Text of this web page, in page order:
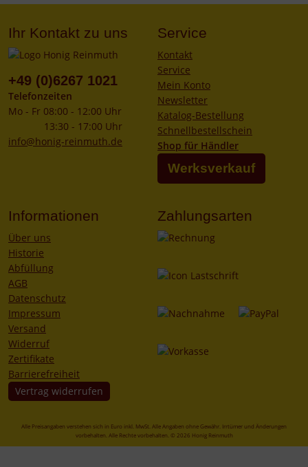
Ihr Kontakt zu uns
+49 (0)6267 1021
Telefonzeiten
Mo - Fr 08:00 - 12:00 Uhr
13:30 - 17:00 Uhr
info@honig-reinmuth.de
Service
Kontakt
Service
Mein Konto
Newsletter
Katalog-Bestellung
Schnellbestellschein
Shop für Händler
Werksverkauf
Informationen
Über uns
Historie
Abfüllung
AGB
Datenschutz
Impressum
Versand
Widerruf
Zertifikate
Barrierefreiheit
Vertrag widerrufen
Zahlungsarten
Alle Preisangaben verstehen sich in Euro inkl. MwSt. Alle Angaben ohne Gewähr. Irrtümer und Änderungen
vorbehalten. Alle Rechte vorbehalten. © 2026 Honig Reinmuth